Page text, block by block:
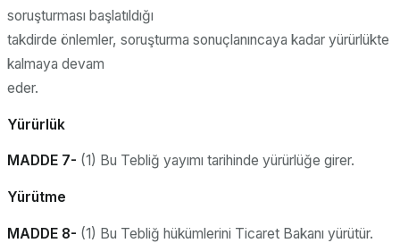
soruşturması başlatıldığı
takdirde önlemler, soruşturma sonuçlanıncaya kadar yürürlükte
kalmaya devam
eder.
Yürürlük
MADDE 7- (1) Bu Tebliğ yayımı tarihinde yürürlüğe girer.
Yürütme
MADDE 8- (1) Bu Tebliğ hükümlerini Ticaret Bakanı yürütür.